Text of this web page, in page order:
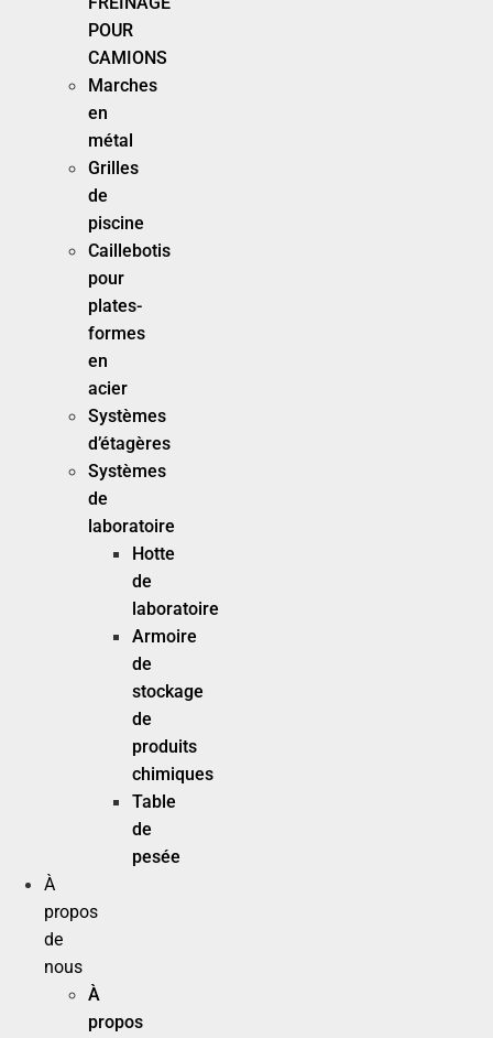
POUR
CAMIONS
Marches
en
métal
Grilles
de
piscine
Caillebotis
pour
plates-
formes
en
acier
Systèmes
d’étagères
Systèmes
de
laboratoire
Hotte
de
laboratoire
Armoire
de
stockage
de
produits
chimiques
Table
de
pesée
À
propos
de
nous
À
propos